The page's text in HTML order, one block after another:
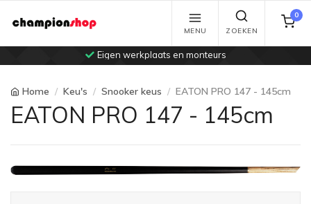
Eigen werkplaats en monteurs
MENU ZOEKEN
0
Home Keu's Snooker keus EATON PRO 147 - 145cm
EATON PRO 147 - 145cm